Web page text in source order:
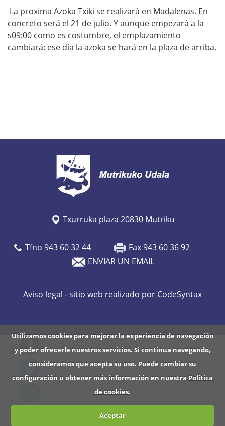
Utilizamos cookies para mejorar la experiencia de navegación
y poder ofrecerle nuestros servicios. Si continua navegando,
consideramos que acepta su uso. Puede cambiar su
configuración u obtener más información en nuestra Política
de cookies.
Aceptar
La proxima Azoka Txiki se realizará en Madalenas. En
concreto será el 21 de julio. Y aunque empezará a la
s09:00 como es costumbre, el emplazamiento
cambiará: ese día la azoka se hará en la plaza de arriba.
Txurruka plaza 20830 Mutriku
Tfno 943 60 32 44
Fax 943 60 36 92
ENVIAR UN EMAIL
Aviso legal - sitio web realizado por CodeSyntax